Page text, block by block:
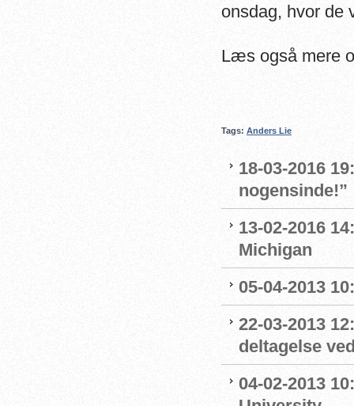
onsdag, hvor de
Læs også mere
Tags: Anders Lie
18-03-2016
nogensinde!”
13-02-2016
Michigan
05-04-2013
22-03-2013
deltagelse
04-02-2013